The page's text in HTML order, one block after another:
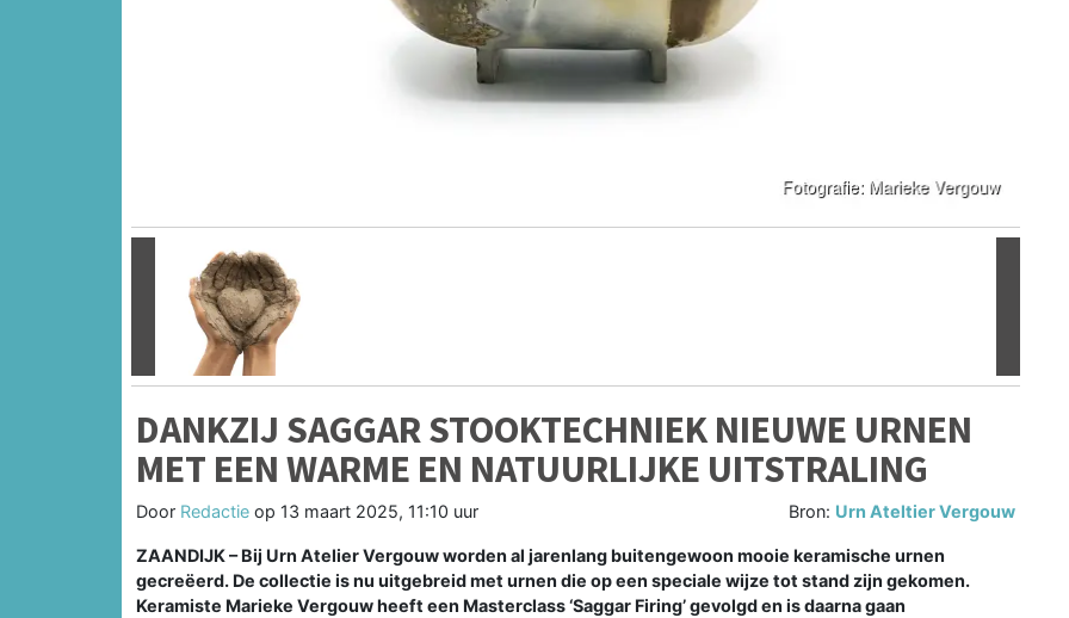
Vorige
DANKZIJ SAGGAR STOOKTECHNIEK NIEUWE URNEN
MET EEN WARME EN NATUURLIJKE UITSTRALING
Door Redactie op 13 maart 2025, 11:10 uur Bron: Urn Ateltier Vergouw
ZAANDIJK – Bij Urn Atelier Vergouw worden al jarenlang buitengewoon mooie keramische urnen
gecreëerd. De collectie is nu uitgebreid met urnen die op een speciale wijze tot stand zijn gekomen.
Keramiste Marieke Vergouw heeft een Masterclass ‘Saggar Firing’ gevolgd en is daarna gaan